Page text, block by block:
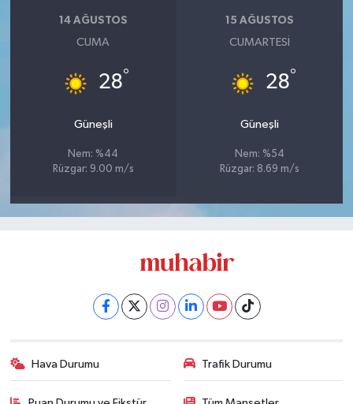
14 AĞUSTOS
CUMA
28°
Güneşli
Nem: %44
Rüzgar: 9.00 m/s
15 AĞUSTOS
CUMARTESI
28°
Güneşli
Nem: %54
Rüzgar: 8.69 m/s
Hava Durumu Trafik Durumu